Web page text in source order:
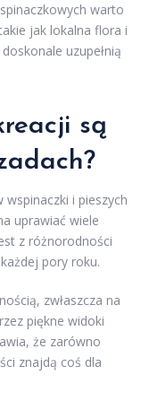
warto
jak lokalna flora i
uzupełnią
są
i pieszych
uprawiać wiele
z różnorodności
pory roku.
zwłaszcza na
piękne widoki
że zarówno
znajdą coś dla